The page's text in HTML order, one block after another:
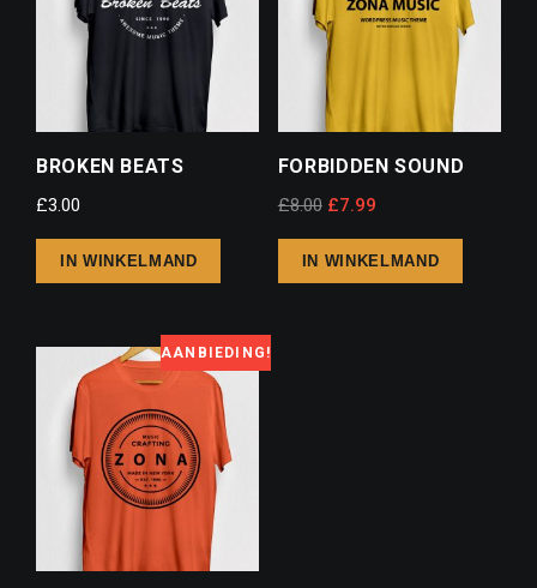
BROKEN BEATS
£3.00
IN WINKELMAND
FORBIDDEN SOUND
£8.00 £7.99
IN WINKELMAND
AANBIEDING!